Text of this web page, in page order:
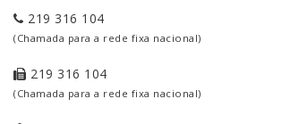
219 316 104
(Chamada para a rede fixa nacional)
219 316 104
(Chamada para a rede fixa nacional)